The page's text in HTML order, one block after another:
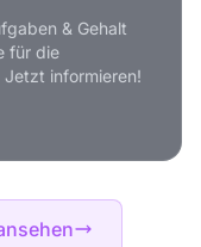
& Gehalt
für die
informieren!